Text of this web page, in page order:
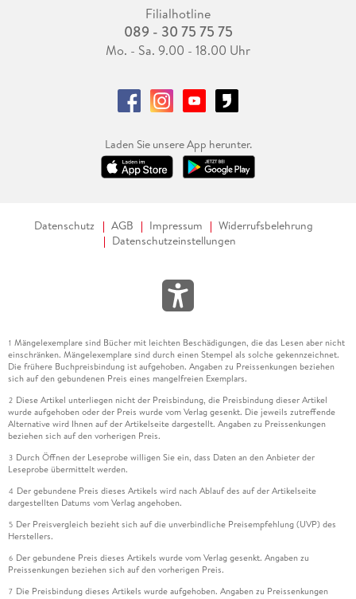
Filialhotline
089 - 30 75 75 75
Mo. - Sa. 9.00 - 18.00 Uhr
Laden Sie unsere App herunter.
Datenschutz AGB Impressum
Widerrufsbelehrung
Datenschutzeinstellungen
1 Mängelexemplare sind Bücher mit leichten Beschädigungen, die das Lesen aber nicht
einschränken. Mängelexemplare sind durch einen Stempel als solche gekennzeichnet.
Die frühere Buchpreisbindung ist aufgehoben. Angaben zu Preissenkungen beziehen
sich auf den gebundenen Preis eines mangelfreien Exemplars.
2 Diese Artikel unterliegen nicht der Preisbindung, die Preisbindung dieser Artikel
wurde aufgehoben oder der Preis wurde vom Verlag gesenkt. Die jeweils zutreffende
Alternative wird Ihnen auf der Artikelseite dargestellt. Angaben zu Preissenkungen
beziehen sich auf den vorherigen Preis.
3 Durch Öffnen der Leseprobe willigen Sie ein, dass Daten an den Anbieter der
Leseprobe übermittelt werden.
4 Der gebundene Preis dieses Artikels wird nach Ablauf des auf der Artikelseite
dargestellten Datums vom Verlag angehoben.
5 Der Preisvergleich bezieht sich auf die unverbindliche Preisempfehlung (UVP) des
Herstellers.
6 Der gebundene Preis dieses Artikels wurde vom Verlag gesenkt. Angaben zu
Preissenkungen beziehen sich auf den vorherigen Preis.
7 Die Preisbindung dieses Artikels wurde aufgehoben. Angaben zu Preissenkungen